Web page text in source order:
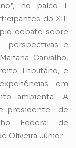
no palco 1.
do XIII
debate sobre
perspectivas e
Carvalho,
Tributário, e
em
ambiental. A
presidente de
Federal de
Oliveira Júnior.